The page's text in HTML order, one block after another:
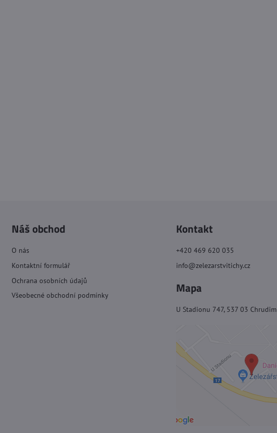
Náš obchod
O nás
Kontaktní formulář
Ochrana osobních údajů
Všeobecné obchodní podmínky
Kontakt
+420 469 620 035
info@zelezarstvitichy.cz
Mapa
U Stadionu 747, 537 03 Chrudim